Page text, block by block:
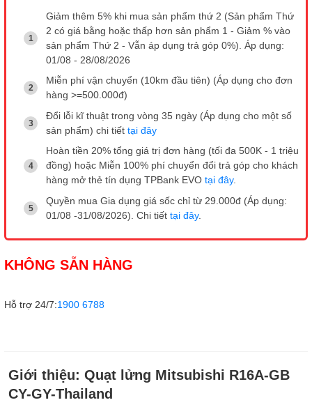
Giảm thêm 5% khi mua sản phẩm thứ 2 (Sản phẩm Thứ
2 có giá bằng hoặc thấp hơn sản phẩm 1 - Giảm % vào
sản phẩm Thứ 2 - Vẫn áp dụng trả góp 0%). Áp dụng:
01/08 - 28/08/2026
Miễn phí vận chuyển (10km đầu tiên) (Áp dụng cho đơn
hàng >=500.000đ)
Đổi lỗi kĩ thuật trong vòng 35 ngày (Áp dụng cho một số
sản phẩm) chi tiết tại đây
Hoàn tiền 20% tổng giá trị đơn hàng (tối đa 500K - 1 triệu
đồng) hoặc Miễn 100% phí chuyển đổi trả góp cho khách
hàng mở thẻ tín dụng TPBank EVO tại đây.
Quyền mua Gia dụng giá sốc chỉ từ 29.000đ (Áp dụng:
01/08 -31/08/2026). Chi tiết tại đây.
KHÔNG SẴN HÀNG
Hỗ trợ 24/7:1900 6788
Giới thiệu: Quạt lửng Mitsubishi R16A-GB
CY-GY-Thailand